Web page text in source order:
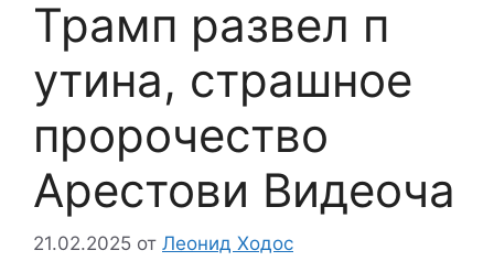
Трамп развел п
утина, страшное
пророчество
Арестови Видеоча
21.02.2025 от Леонид Ходос